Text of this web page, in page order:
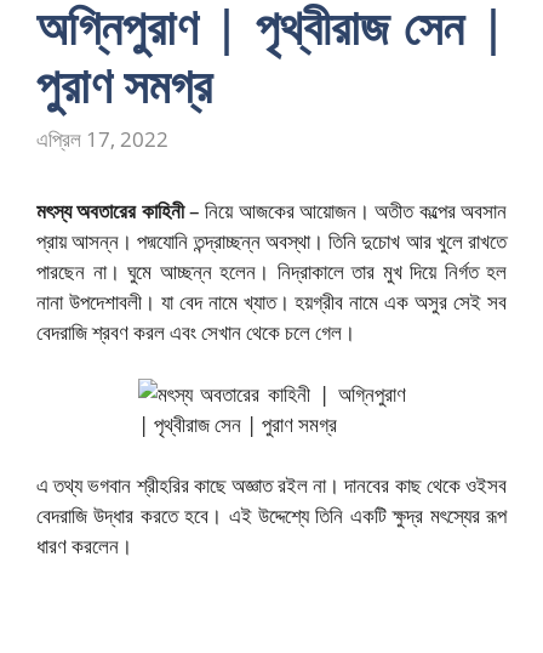
অগ্নিপুরাণ | পৃথ্বীরাজ সেন |
পুরাণ সমগ্র
এপ্রিল 17, 2022
মৎস্য অবতারের কাহিনী– নিয়ে আজকের আয়োজন। অতীত কল্পের অবসান
প্রায় আসন্ন। পদ্মযোনি তন্দ্রাচ্ছন্ন অবস্থা। তিনি দুচোখ আর খুলে রাখতে
পারছেন না। ঘুমে আচ্ছন্ন হলেন। নিদ্রাকালে তার মুখ দিয়ে নির্গত হল
নানা উপদেশাবলী। যা বেদ নামে খ্যাত। হয়গ্রীব নামে এক অসুর সেই সব
বেদরাজি শ্রবণ করল এবং সেখান থেকে চলে গেল।
এ তথ্য ভগবান শ্রীহরির কাছে অজ্ঞাত রইল না। দানবের কাছ থেকে ওইসব
বেদরাজি উদ্ধার করতে হবে। এই উদ্দেশ্যে তিনি একটি ক্ষুদ্র মৎস্যের রূপ
ধারণ করলেন।